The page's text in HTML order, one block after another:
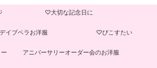
♡大切な記念日に
イブベラお洋服 ♡ぴこすたい
アニバーサリーオーダー会のお洋服